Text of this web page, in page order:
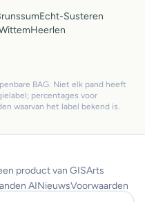
Echt-Susteren
Heerlen
BAG. Niet elk pand heeft
percentages voor
waarvan het label bekend is.
product van GISArts
AINieuwsVoorwaarden